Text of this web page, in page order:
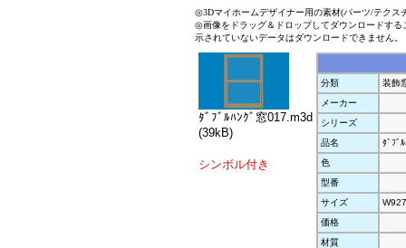
◎3Dマイホームデザイナー用の素材(パーツ/テクス
◎画像をドラッグ＆ドロップしてダウンロードす
示されていないデータはダウンロードできません。
ﾀﾞﾌﾞﾙﾊﾝｸﾞ窓017.m3d
(39kB)
シンボル付き
分類
装飾
メーカー
シリーズ
品名
ﾀﾞﾌﾞ
色
型番
サイズ
価格
材質